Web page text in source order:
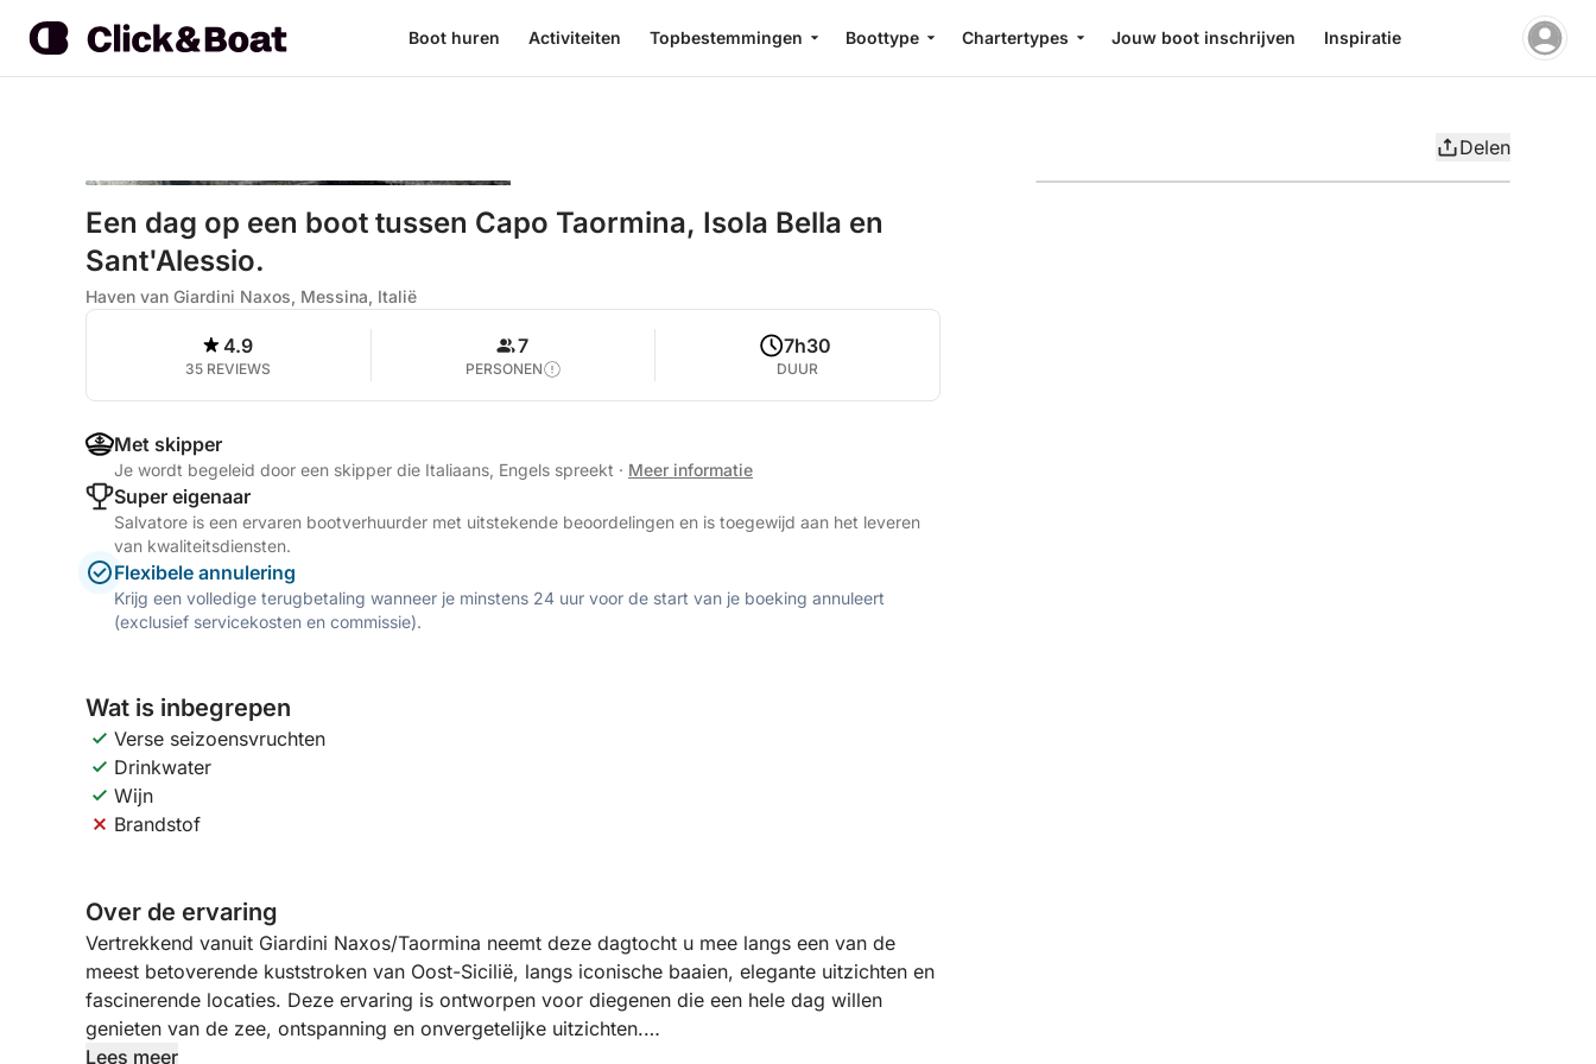
Boot huren Activiteiten Topbestemmingen Boottype Chartertypes Jouw boot inschrijven Inspiratie
Delen
Een dag op een boot tussen Capo Taormina, Isola Bella en
Sant'Alessio.
Haven van Giardini Naxos, Messina, Italië
4.9
35 REVIEWS
7
PERSONEN
7h30
DUUR
Met skipper
Je wordt begeleid door een skipper die Italiaans, Engels spreekt · Meer informatie
Super eigenaar
Salvatore is een ervaren bootverhuurder met uitstekende beoordelingen en is toegewijd aan het leveren
van kwaliteitsdiensten.
Flexibele annulering
Krijg een volledige terugbetaling wanneer je minstens 24 uur voor de start van je boeking annuleert
(exclusief servicekosten en commissie).
Wat is inbegrepen
Verse seizoensvruchten
Drinkwater
Wijn
Brandstof
Over de ervaring
Vertrekkend vanuit Giardini Naxos/Taormina neemt deze dagtocht u mee langs een van de
meest betoverende kuststroken van Oost-Sicilië, langs iconische baaien, elegante uitzichten en
fascinerende locaties. Deze ervaring is ontworpen voor diegenen die een hele dag willen
genieten van de zee, ontspanning en onvergetelijke uitzichten.
Lees meer